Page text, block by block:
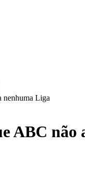
nenhuma Liga
ABC